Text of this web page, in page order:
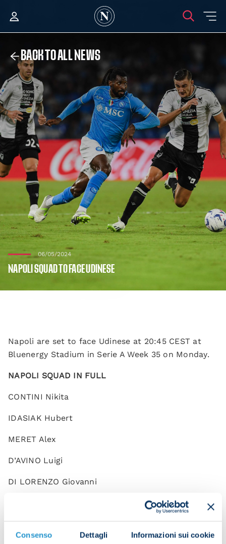
Consenso Dettagli Informazioni sui cookie
BACK TO ALL NEWS
06/05/2024
NAPOLI SQUAD TO FACE UDINESE
Napoli are set to face Udinese at 20:45 CEST at
Bluenergy Stadium in Serie A Week 35 on Monday.
NAPOLI SQUAD IN FULL
CONTINI Nikita
IDASIAK Hubert
MERET Alex
D’AVINO Luigi
DI LORENZO Giovanni